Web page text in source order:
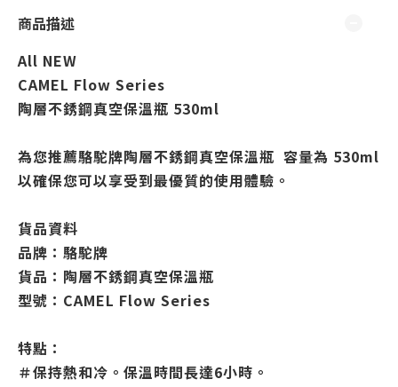
商品描述
All NEW
CAMEL Flow Series
陶層不銹鋼真空保溫瓶 530ml
為您推薦駱駝牌陶層不銹鋼真空保溫瓶 容量為 530ml
以確保您可以享受到最優質的使用體驗。
貨品資料
品牌：駱駝牌
貨品：陶層不銹鋼真空保溫瓶
型號：CAMEL Flow Series
特點：
＃保持熱和冷。保溫時間長達6小時。